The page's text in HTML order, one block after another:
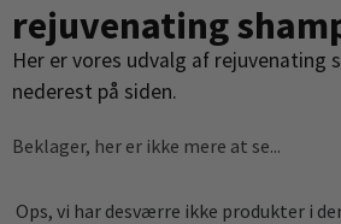
rejuvenating
Her er vores udvalg af rejuvenating
nederest på siden.
Beklager, her er ikke mere at se...
Ops, vi har desværre ikke produkter i